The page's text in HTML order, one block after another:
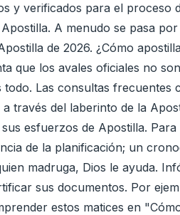
y verificados para el proceso
A menudo se pasa
de 2026. ¿Cómo
que los avales oficiales no
todo. Las consultas
través del laberinto de la
esfuerzos de Apostilla.
de la planificación; un
madruga, Dios le ayuda.
sus documentos. Por
estos matices en